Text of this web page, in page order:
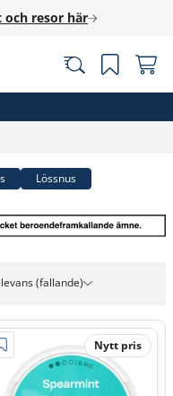
och resor här
Lössnus
(fallande)
Nytt pris